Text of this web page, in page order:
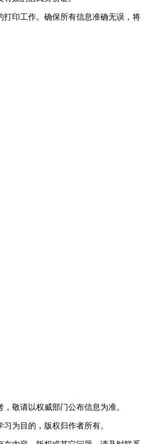
印工作。确保所有信息准确无误，
敬请以权威部门公布信息为准。
为目的，版权归作者所有。